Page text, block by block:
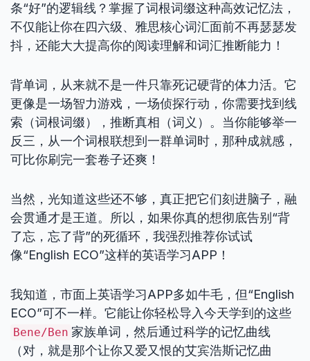
条“好”的逻辑线？掌握了词根词缀这种高效记忆法，
不仅能让你在四六级、雅思核心词汇面前不再瑟瑟发
抖，还能大大提高你的阅读理解和词汇推断能力！
背单词，从来就不是一件只靠死记硬背的体力活。它
更像是一场智力游戏，一场侦探行动，你需要找到线
索（词根词缀），推断真相（词义）。当你能够举一
反三，从一个词根联想到一群单词时，那种成就感，
可比你刷完一套卷子还爽！
当然，光知道这些还不够，真正把它们刻进脑子，融
会贯通才是王道。所以，如果你真的想彻底告别“背
了忘，忘了背”的死循环，我强烈推荐你试试
像“English ECO”这样的英语学习APP！
我知道，市面上英语学习APP多如牛毛，但“English
ECO”可不一样。它能让你轻松导入今天学到的这些
Bene/Ben 家族单词，然后通过科学的记忆曲线
（对，就是那个让你又爱又恨的艾宾浩斯记忆曲